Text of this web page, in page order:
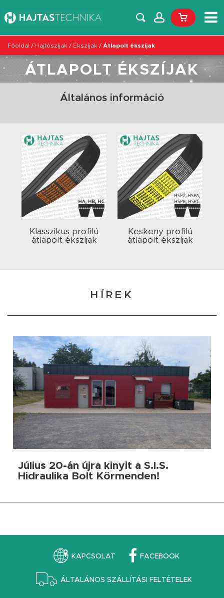
Főoldal / Hajtószíjak / Ékszíjak / Átlapolt ékszíjak
ÁTLAPOLT ÉKSZÍJAK
Általános információ
Klasszikus profilú
átlapolt ékszíjak
Keskeny profilú
átlapolt ékszíjak
HÍREK
Július 20-án újra kinyit a S.I.S.
Hidraulika Bolt Körmenden!
KAPCSOLAT FACEBOOK
ÁLTALÁNOS SZÁLLÍTÁSI FELTÉTELEK